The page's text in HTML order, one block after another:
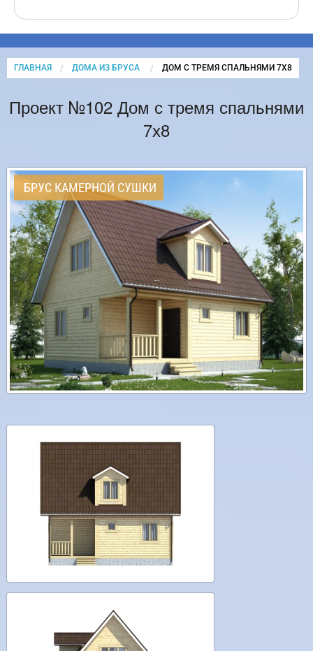
ГЛАВНАЯ ДОМА ИЗ БРУСА CURRENT:
ДОМ С ТРЕМЯ СПАЛЬНЯМИ 7Х8
Проект №102 Дом с тремя спальнями
7х8
БРУС КАМЕРНОЙ СУШКИ